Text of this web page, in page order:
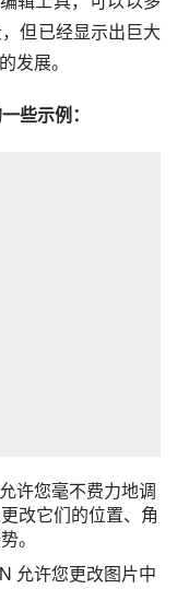
但已经显示出巨大
发展。
些示例：
许您毫不费力地调
改它们的位置、角
。
允许您更改图片中